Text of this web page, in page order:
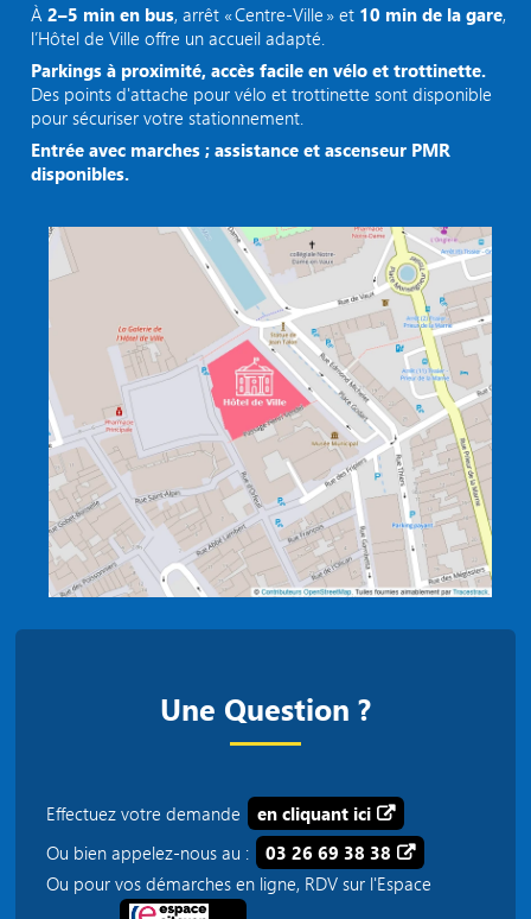
À2–5 min en bus, arrêt « Centre‑Ville » et 10 min de la gare,
l’Hôtel de Ville offre un accueil adapté.
Parkings à proximité, accès facile en vélo et trottinette.
Des points d'attache pour vélo et trottinette sont disponible
pour sécuriser votre stationnement.
Entrée avec marches ; assistance et ascenseur PMR
disponibles.
Une Question ?
Effectuez votre demande
en cliquant ici
Ou bien appelez-nous au :
03 26 69 38 38
Ou pour vos démarches en ligne, RDV sur l'Espace